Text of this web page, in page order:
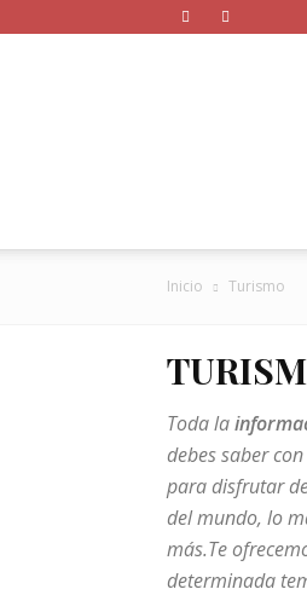
Inicio Turismo
Toda la
debes saber
para disfrutar
del mundo, lo
más.Te
determinada